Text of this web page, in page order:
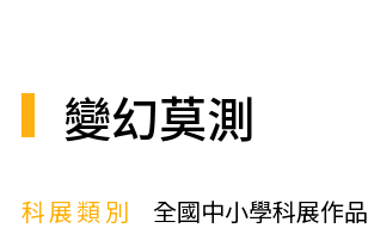
變幻莫測
科展類別
全國中小學科展作品